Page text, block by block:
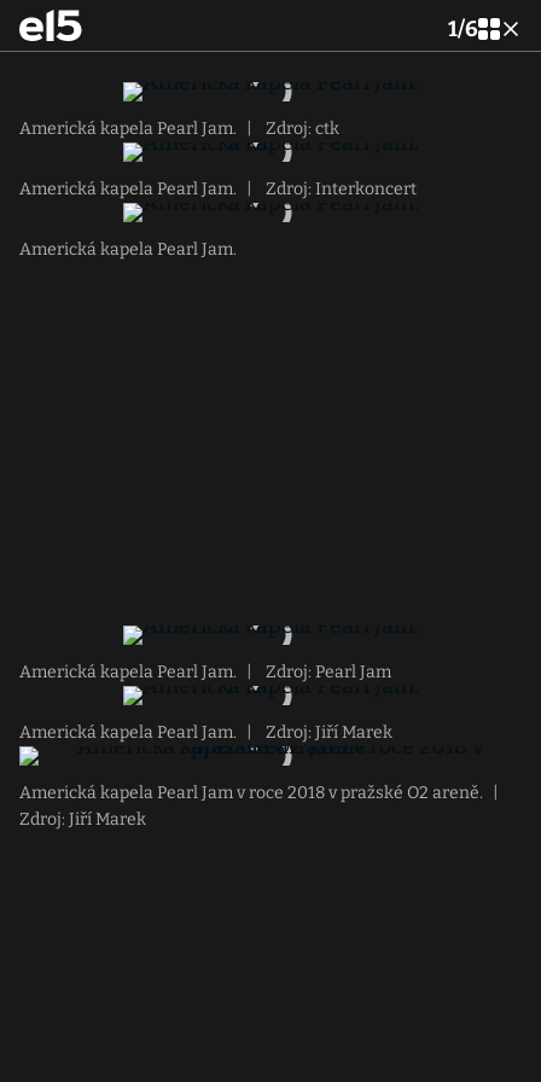
1/6
Americká kapela Pearl Jam. Zdroj: ctk
Americká kapela Pearl Jam. Zdroj: Interkoncert
Americká kapela Pearl Jam.
Americká kapela Pearl Jam. Zdroj: Pearl Jam
Americká kapela Pearl Jam. Zdroj: Jiří Marek
Americká kapela Pearl Jam v roce 2018 v pražské O2 areně.
Zdroj: Jiří Marek